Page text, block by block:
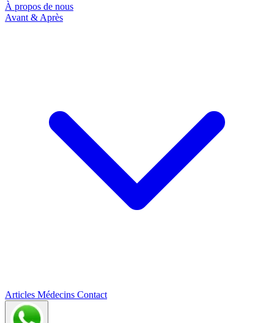
À propos de nous
Avant & Après
Articles Médecins Contact